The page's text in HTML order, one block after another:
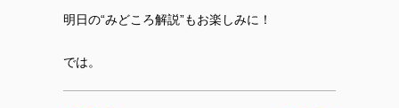
明日の“みどころ解説”もお楽しみに！
では。